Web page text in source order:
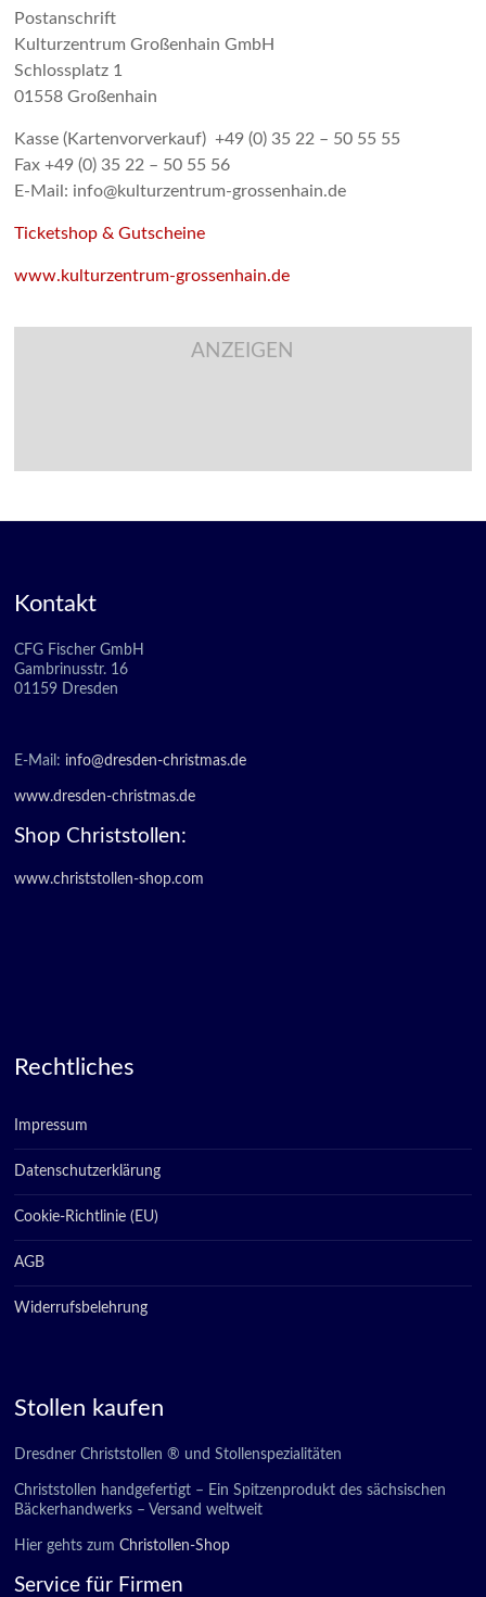
Postanschrift
Kulturzentrum Großenhain GmbH
Schlossplatz 1
01558 Großenhain
Kasse (Kartenvorverkauf) +49 (0) 35 22 – 50 55 55
Fax +49 (0) 35 22 – 50 55 56
E-Mail: info@kulturzentrum-grossenhain.de
Ticketshop & Gutscheine
www.kulturzentrum-grossenhain.de
ANZEIGEN
Kontakt
CFG Fischer GmbH
Gambrinusstr. 16
01159 Dresden
E-Mail: info@dresden-christmas.de
www.dresden-christmas.de
Shop Christstollen:
www.christstollen-shop.com
Rechtliches
Impressum
Datenschutzerklärung
Cookie-Richtlinie (EU)
AGB
Widerrufsbelehrung
Stollen kaufen
Dresdner Christstollen ® und Stollenspezialitäten
Christstollen handgefertigt – Ein Spitzenprodukt des sächsischen
Bäckerhandwerks – Versand weltweit
Hier gehts zumChristollen-Shop
Service für Firmen